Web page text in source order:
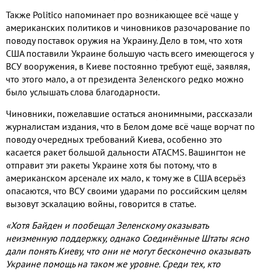
Также Politico напоминает про возникающее всё чаще у
американских политиков и чиновников разочарование по
поводу поставок оружия на Украину. Дело в том, что хотя
США поставили Украине большую часть всего имеющегося у
ВСУ вооружения, в Киеве постоянно требуют ещё, заявляя,
что этого мало, а от президента Зеленского редко можно
было услышать слова благодарности.
Чиновники, пожелавшие остаться анонимными, рассказали
журналистам издания, что в Белом доме всё чаще ворчат по
поводу очередных требований Киева, особенно это
касается ракет большой дальности ATACMS. Вашингтон не
отправит эти ракеты Украине хотя бы потому, что в
американском арсенале их мало, к тому же в США всерьёз
опасаются, что ВСУ своими ударами по российским целям
вызовут эскалацию войны, говорится в статье.
«Хотя Байден и пообещал Зеленскому оказывать
неизменную поддержку, однако Соединённые Штаты ясно
дали понять Киеву, что они не могут бесконечно оказывать
Украине помощь на таком же уровне. Среди тех, кто